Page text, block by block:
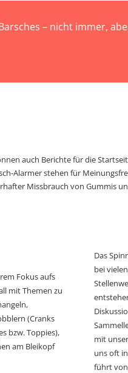
– nicht immer,
auch Berichte für die
Alarmer stehen für
Missbrauch von Gummis
Fokus aufs
mit Themen zu
(Cranks
bzw. Toppies),
am Bleikopf
Das
bei
mit
uns oft
führt